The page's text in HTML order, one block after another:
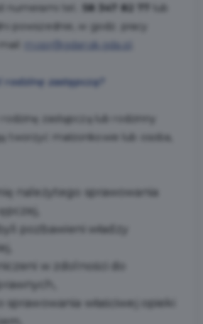
numerami tel.:
58 347 82 77
powszednie, w godz. pracy
mopr@gdansk.gda.pl
zastępczą?
zastępczą lub rodzinny
tworzyć małżonkowie lub osoba,
należytego sprawowania
pozbawieni władzy
w zdolności do
sprawowania właściwej opieki